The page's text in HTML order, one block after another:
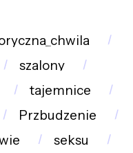
szalony
tajemnice
Przbudzenie
seksu